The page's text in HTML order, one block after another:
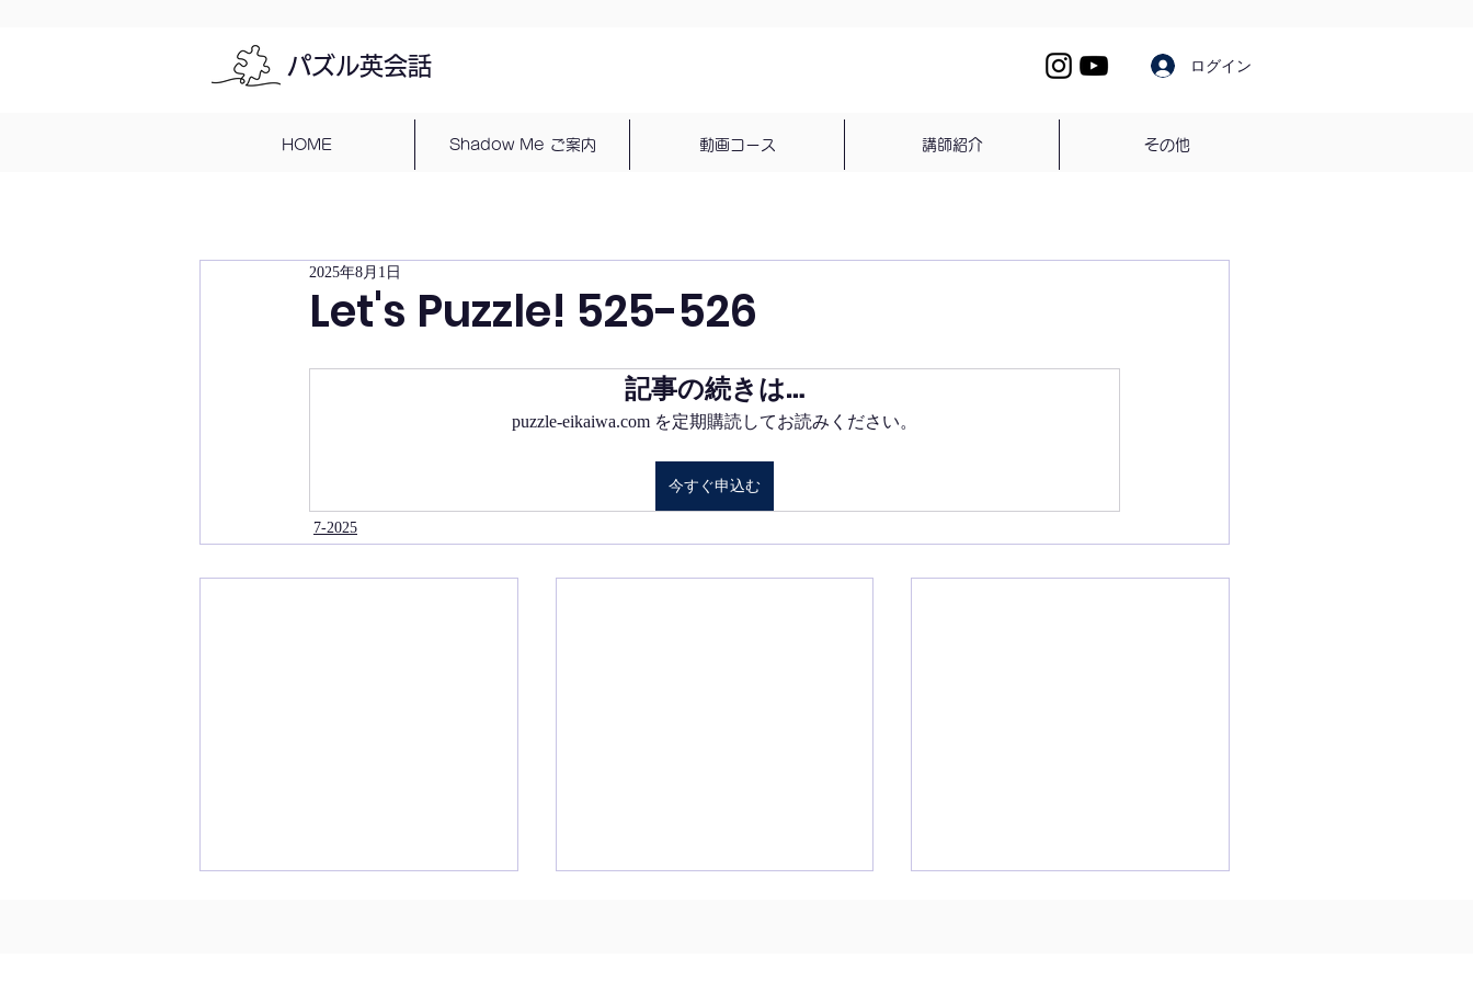
パズル英会話 ログイン
HOME Shadow Me ご案内 動画コース 講師紹介 その他
Let's Puzzle! 525-526
2025年8月1日
記事の続きは…
puzzle-eikaiwa.com を定期購読してお読みください。
今すぐ申込む
7-2025